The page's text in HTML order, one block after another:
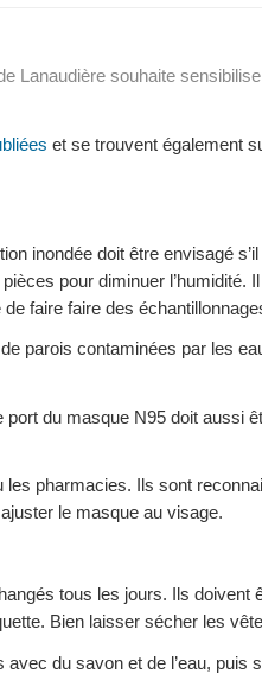
Lanaudière souhaite
et se trouvent également
inondée doit être envisagé
pour diminuer
faire faire des
de parois contaminées par les
port du masque N95 doit aussi
pharmacies. Ils sont
le masque au visage.
tous les jours. Ils
Bien laisser sécher les
du savon et de l’eau, puis